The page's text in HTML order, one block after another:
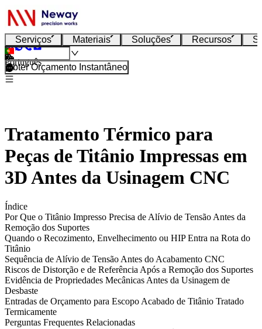
Serviços Materiais Soluções Recursos
Português
Obter Orçamento Instantâneo
Tratamento Térmico para
Peças de Titânio Impressas em
3D Antes da Usinagem CNC
Índice
Por Que o Titânio Impresso Precisa de Alívio de Tensão Antes da
Remoção dos Suportes
Quando o Recozimento, Envelhecimento ou HIP Entra na Rota do
Titânio
Sequência de Alívio de Tensão Antes do Acabamento CNC
Riscos de Distorção e de Referência Após a Remoção dos Suportes
Evidência de Propriedades Mecânicas Antes da Usinagem de
Desbaste
Entradas de Orçamento para Escopo Acabado de Titânio Tratado
Termicamente
Perguntas Frequentes Relacionadas